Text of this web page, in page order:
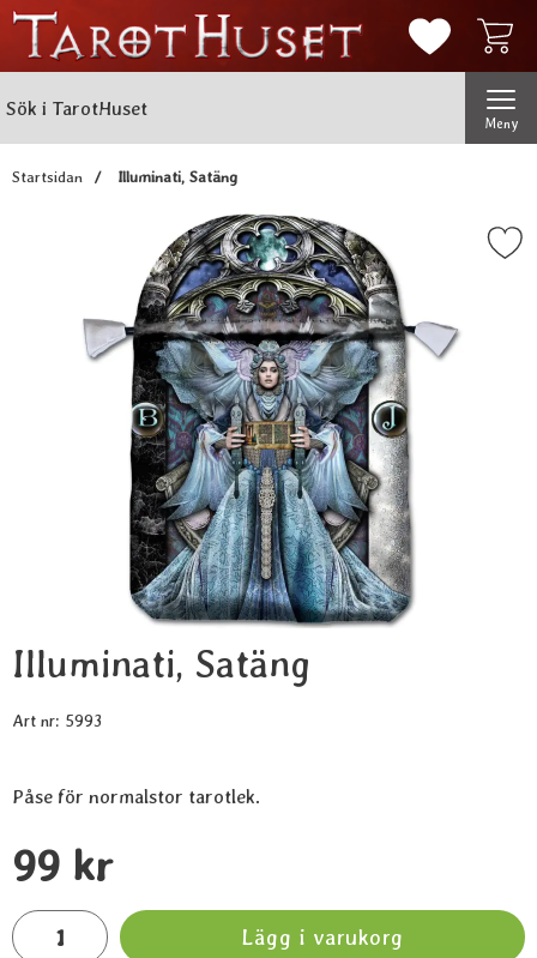
Mina
Meny
Startsidan Illuminati, Satäng
Markera illuminati,
Illuminati, Satäng
Art nr: 5993
Påse för normalstor tarotlek.
pris
99 kr
antal
Lägg i varukorg